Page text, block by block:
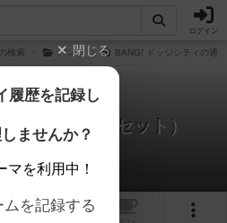
ログイン
検索 バン！ BANG! ドッジシティの通
ィー（追加セット）
ール/インスト
1
閉じる
履歴を記録し
ませんか？
マを利用中！
を記録する